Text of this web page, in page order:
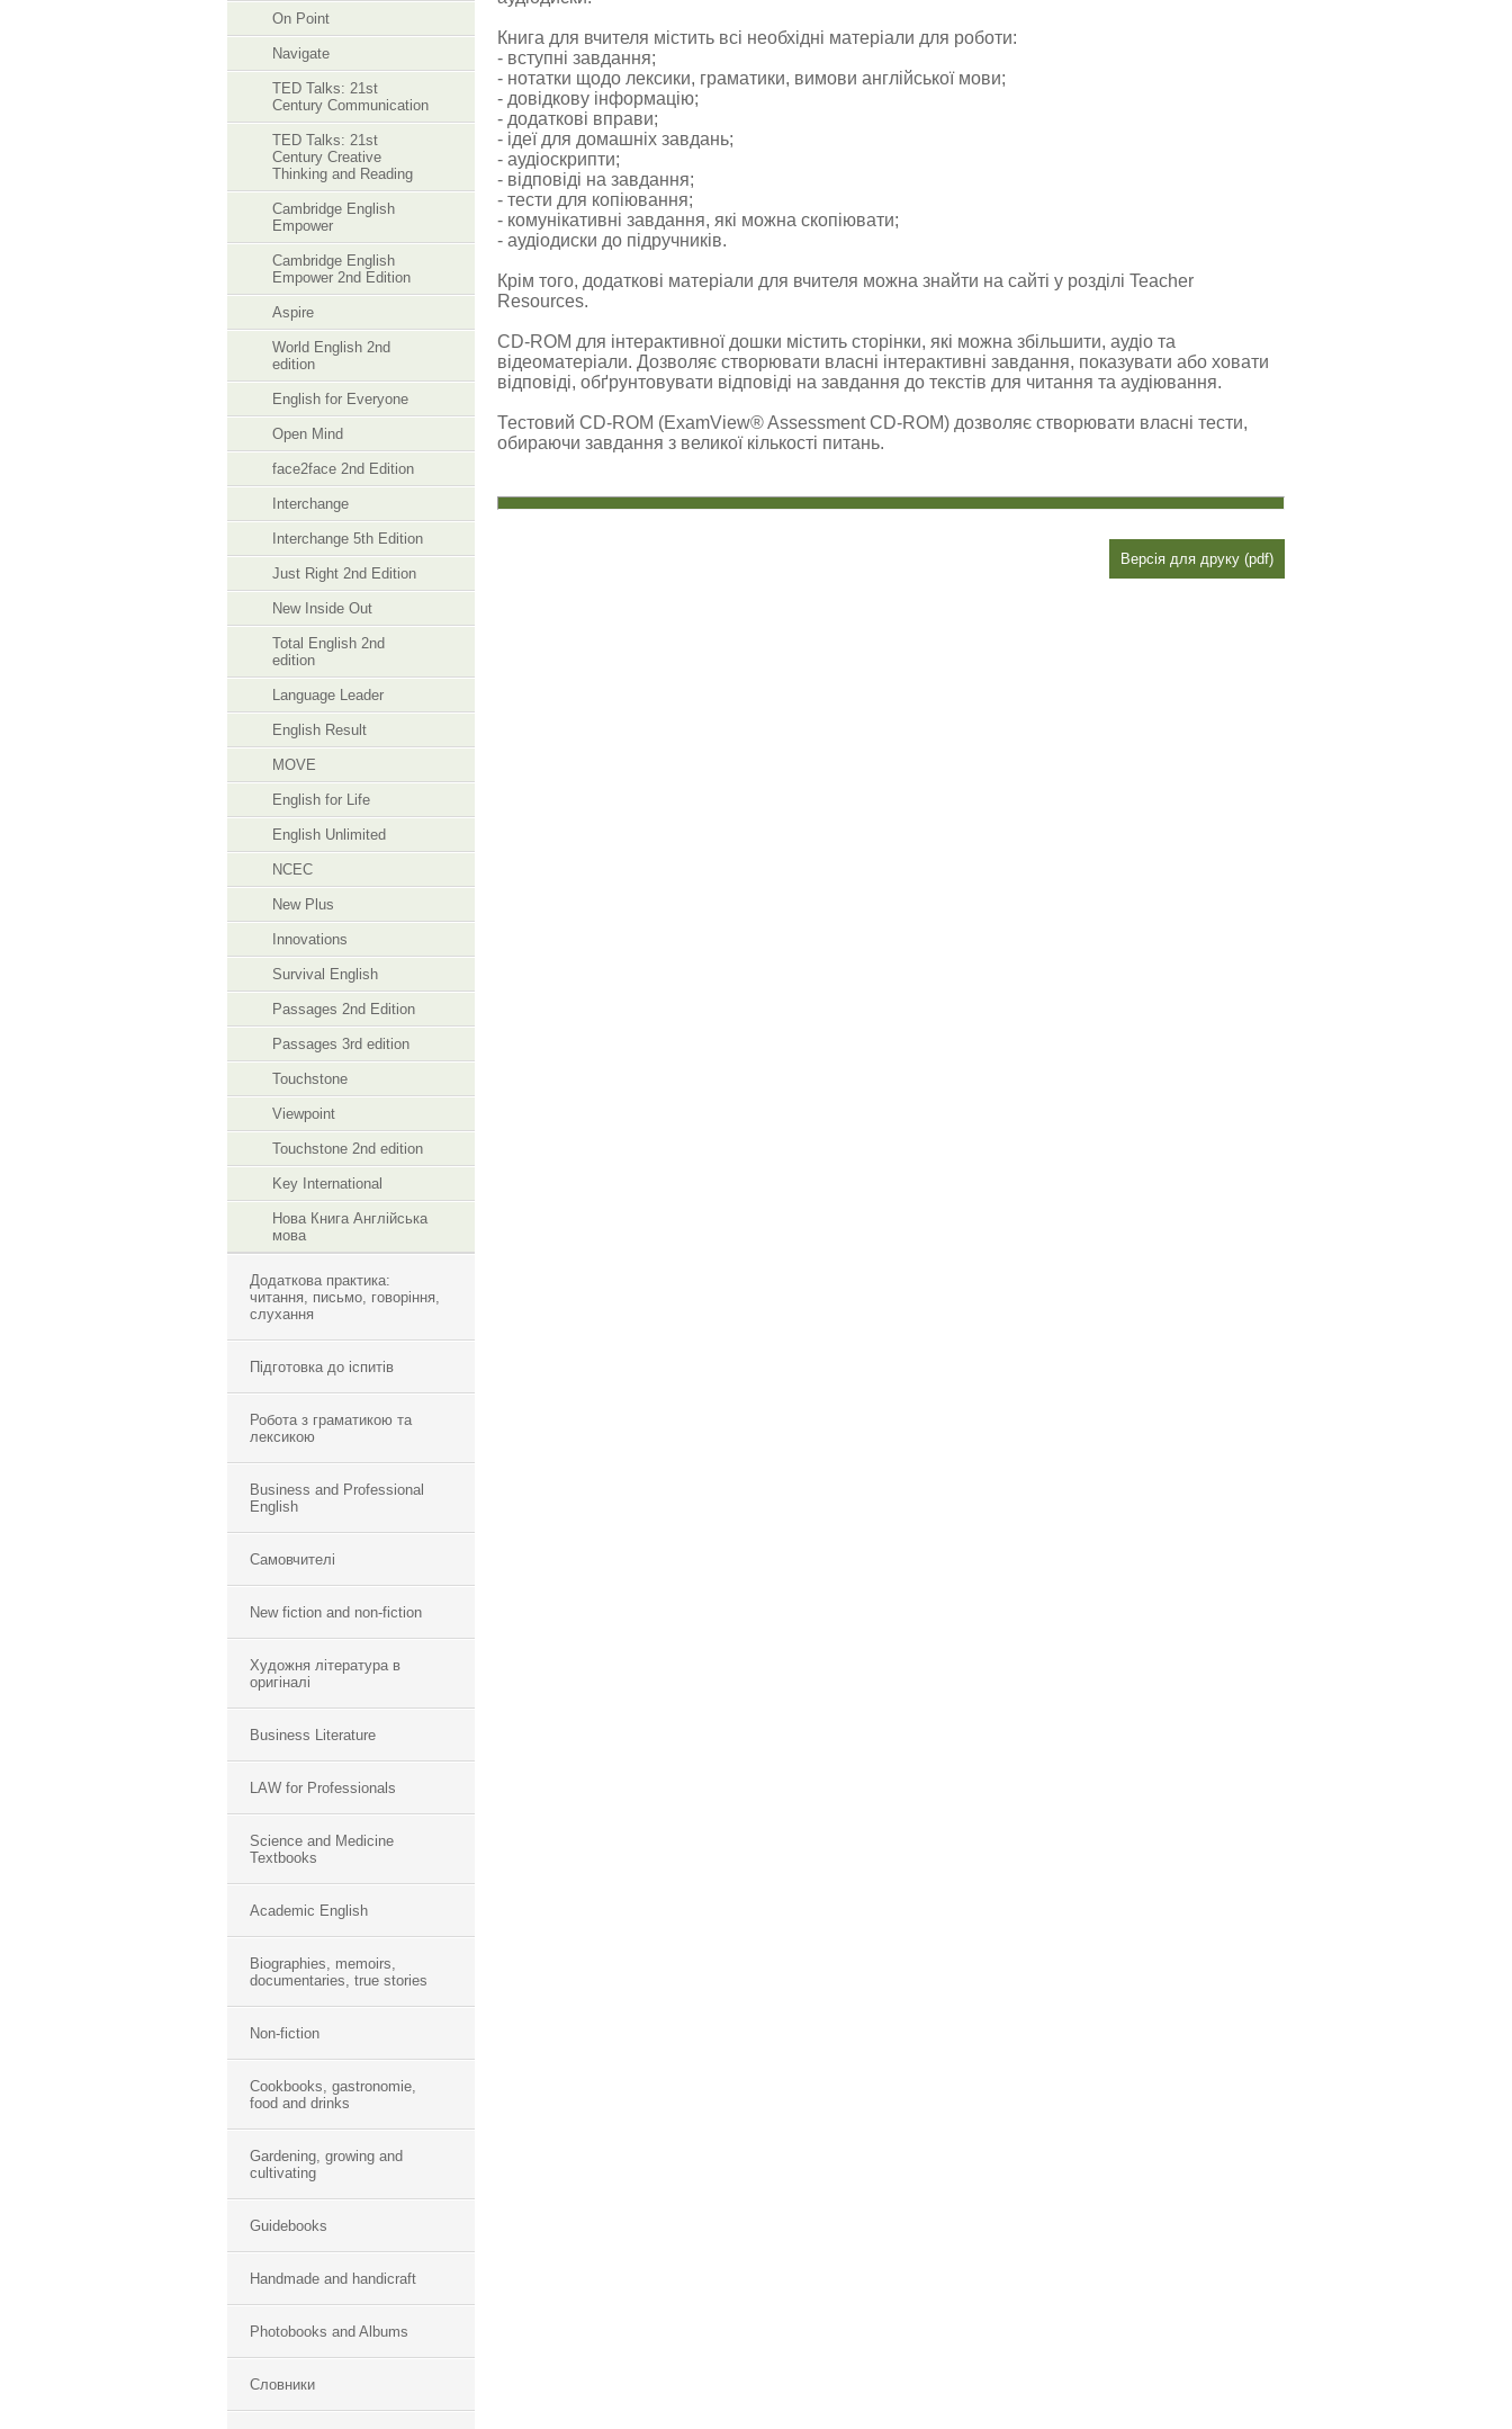
On Point
Navigate
TED Talks: 21st
Century Communication
TED Talks: 21st
Century Creative
Thinking and Reading
Cambridge English
Empower
Cambridge English
Empower 2nd Edition
Aspire
World English 2nd
edition
English for Everyone
Open Mind
face2face 2nd Edition
Interchange
Interchange 5th Edition
Just Right 2nd Edition
New Inside Out
Total English 2nd
edition
Language Leader
English Result
MOVE
English for Life
English Unlimited
NCEC
New Plus
Innovations
Survival English
Passages 2nd Edition
Passages 3rd edition
Touchstone
Viewpoint
Touchstone 2nd edition
Key International
Нова Книга Англійська
мова
Додаткова практика:
читання, письмо, говоріння,
слухання
Підготовка до іспитів
Робота з граматикою та
лексикою
Business and Professional
English
Самовчителі
New fiction and non-fiction
Художня література в
оригіналі
Business Literature
LAW for Professionals
Science and Medicine
Textbooks
Academic English
Biographies, memoirs,
documentaries, true stories
Non-fiction
Cookbooks, gastronomie,
food and drinks
Gardening, growing and
cultivating
Guidebooks
Handmade and handicraft
Photobooks and Albums
Словники
Книга для вчителя містить всі необхідні матеріали для роботи:
- вступні завдання;
- нотатки щодо лексики, граматики, вимови англійської мови;
- довідкову інформацію;
- додаткові вправи;
- ідеї для домашніх завдань;
- аудіоскрипти;
- відповіді на завдання;
- тести для копіювання;
- комунікативні завдання, які можна скопіювати;
- аудіодиски до підручників.
Крім того, додаткові матеріали для вчителя можна знайти на сайті у розділі Teacher
Resources.
CD-ROM для інтерактивної дошки містить сторінки, які можна збільшити, аудіо та
відеоматеріали. Дозволяє створювати власні інтерактивні завдання, показувати або ховати
відповіді, обґрунтовувати відповіді на завдання до текстів для читання та аудіювання.
Тестовий CD-ROM (ExamView® Assessment CD-ROM) дозволяє створювати власні тести,
обираючи завдання з великої кількості питань.
Версія для друку (pdf)